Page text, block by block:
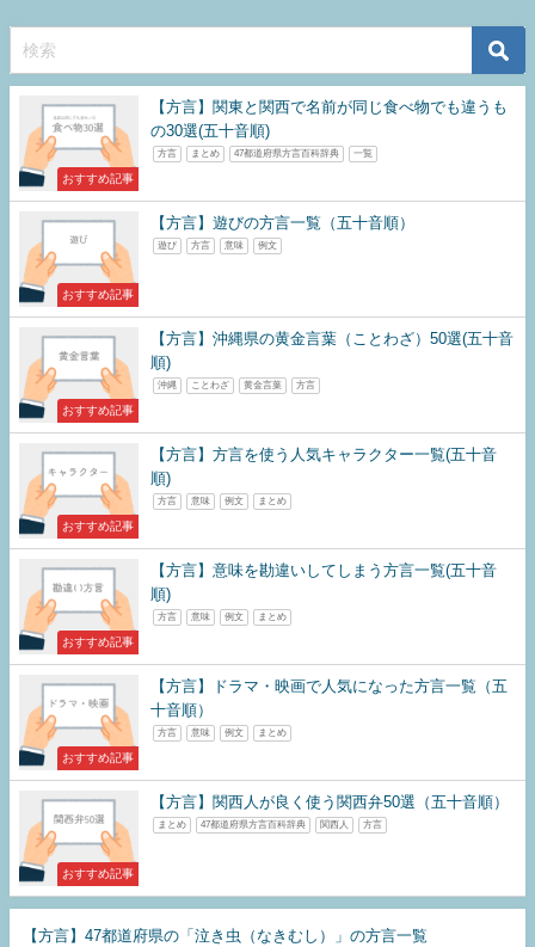
おすすめ記事
【方言】関東と関西で名前が同じ食べ物でも違うも
の30選(五十音順)
方言 まとめ 47都道府県方言百科辞典 一覧
おすすめ記事
【方言】遊びの方言一覧（五十音順）
遊び 方言 意味 例文
おすすめ記事
【方言】沖縄県の黄金言葉（ことわざ）50選(五十音
順)
沖縄 ことわざ 黄金言葉 方言
おすすめ記事
【方言】方言を使う人気キャラクター一覧(五十音
順)
方言 意味 例文 まとめ
おすすめ記事
【方言】意味を勘違いしてしまう方言一覧(五十音
順)
方言 意味 例文 まとめ
おすすめ記事
【方言】ドラマ・映画で人気になった方言一覧（五
十音順）
方言 意味 例文 まとめ
おすすめ記事
【方言】関西人が良く使う関西弁50選（五十音順）
まとめ 47都道府県方言百科辞典 関西人 方言
【方言】47都道府県の「泣き虫（なきむし）」の方言一覧